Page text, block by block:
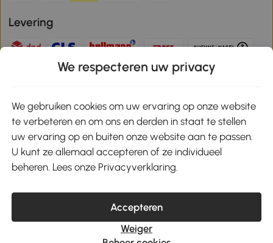
Levering
Veilige betaling
Download de app en ontvang 10% korting!
Google Play
klantenservice@aosom.nl
MH Handel GmbH, Wendenstrasse 309, 20537 Hamburg
We respecteren uw privacy
We gebruiken cookies om uw ervaring op onze website
te verbeteren en om ons en derden in staat te stellen
uw ervaring op en buiten onze website aan te passen.
U kunt ze allemaal accepteren of ze individueel
beheren. Lees onze Privacyverklaring.
Accepteren
Weiger